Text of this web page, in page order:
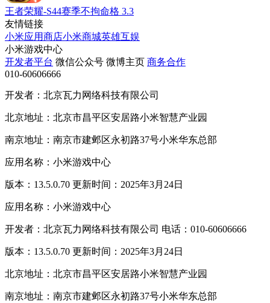
王者荣耀-S44赛季不拘命格 3.3
友情链接
小米应用商店小米商城英雄互娱
小米游戏中心
开发者平台 微信公众号 微博主页 商务合作
010-60606666
开发者：北京瓦力网络科技有限公司
北京地址：北京市昌平区安居路小米智慧产业园
南京地址：南京市建邺区永初路37号小米华东总部
应用名称：小米游戏中心
版本：13.5.0.70 更新时间：2025年3月24日
应用名称：小米游戏中心
开发者：北京瓦力网络科技有限公司 电话：010-60606666
版本：13.5.0.70 更新时间：2025年3月24日
北京地址：北京市昌平区安居路小米智慧产业园
南京地址：南京市建邺区永初路37号小米华东总部